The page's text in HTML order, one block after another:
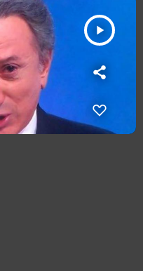
play_arrow